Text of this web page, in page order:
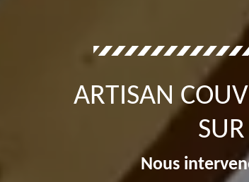
ARTISAN
Nous